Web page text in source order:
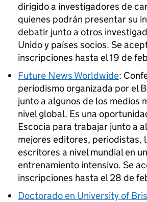
dirigido a investigadores de
quienes podrán presentar su
debatir junto a otros
Unido y países socios. Se
inscripciones hasta el 19 de
Future News Worldwide:
periodismo organizada por el
junto a algunos de los medios
nivel global. Es una
Escocia para trabajar junto a
mejores editores, periodistas,
escritores a nivel mundial en
entrenamiento intensivo. Se
inscripciones hasta el 28 de
Doctorado en University of